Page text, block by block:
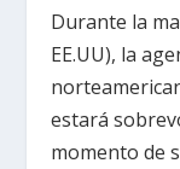
Durante la
EE.UU), la
estará
momento de